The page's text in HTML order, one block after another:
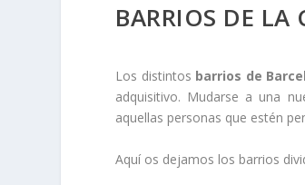
BARRIOS DE LA
Los distintos barrios de
adquisitivo. Mudarse a una
aquellas personas que estén
Aquí os dejamos los barrios